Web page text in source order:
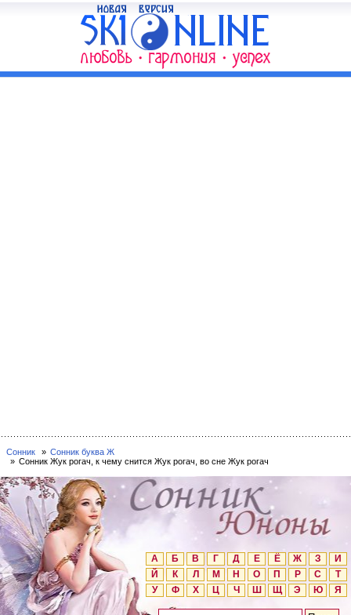
Сонник
Сонник буква Ж
Сонник Жук рогач, к чему снится Жук рогач, во сне Жук рогач
А Б В Г Д Е Ё Ж З
И
Й
К Л М Н О П Р С
Т
У
Ф Х Ц Ч Ш Щ Э Ю Я